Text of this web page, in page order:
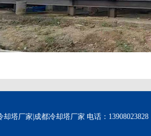
塔厂家|成都冷却塔厂家 电话：13908023828